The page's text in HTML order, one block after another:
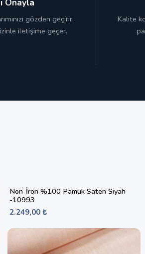
Onayla
gözden geçirir,
iletişime geçer.
Kalite
Non-İron %100 Pamuk Saten Siyah
-10993
2.249,00 ₺